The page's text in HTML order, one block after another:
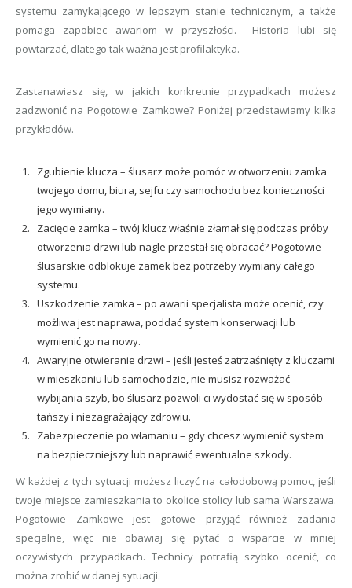
systemu zamykającego w lepszym stanie technicznym, a także
pomaga zapobiec awariom w przyszłości. Historia lubi się
powtarzać, dlatego tak ważna jest profilaktyka.
Zastanawiasz się, w jakich konkretnie przypadkach możesz
zadzwonić na Pogotowie Zamkowe? Poniżej przedstawiamy kilka
przykładów.
Zgubienie klucza – ślusarz może pomóc w otworzeniu zamka
twojego domu, biura, sejfu czy samochodu bez konieczności
jego wymiany.
Zacięcie zamka – twój klucz właśnie złamał się podczas próby
otworzenia drzwi lub nagle przestał się obracać? Pogotowie
ślusarskie odblokuje zamek bez potrzeby wymiany całego
systemu.
Uszkodzenie zamka – po awarii specjalista może ocenić, czy
możliwa jest naprawa, poddać system konserwacji lub
wymienić go na nowy.
Awaryjne otwieranie drzwi – jeśli jesteś zatrzaśnięty z kluczami
w mieszkaniu lub samochodzie, nie musisz rozważać
wybijania szyb, bo ślusarz pozwoli ci wydostać się w sposób
tańszy i niezagrażający zdrowiu.
Zabezpieczenie po włamaniu – gdy chcesz wymienić system
na bezpieczniejszy lub naprawić ewentualne szkody.
W każdej z tych sytuacji możesz liczyć na całodobową pomoc, jeśli
twoje miejsce zamieszkania to okolice stolicy lub sama Warszawa.
Pogotowie Zamkowe jest gotowe przyjąć również zadania
specjalne, więc nie obawiaj się pytać o wsparcie w mniej
oczywistych przypadkach. Technicy potrafią szybko ocenić, co
można zrobić w danej sytuacji.